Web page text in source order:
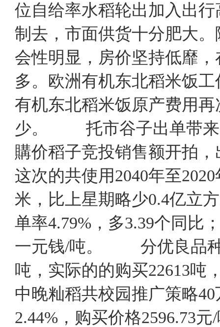
位自给率水稻轮出加入出
制去，市面供货十分肥大
会性明显，房价坚持低靡
多。欧洲有机东北稻米饭
有机东北稻米饭原产费用
少。 托市谷子出单带
購价稻子竞投销售额开拍
这次的共使用2040年至
米，比上星期略少0.4亿立
单率4.79%，多3.39个同比
一元钱/吨。 分优良品种
吨，实际的的购买22613吨
中晚籼稻共校园推广策略
2.44%，购买价格2596.73